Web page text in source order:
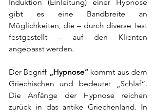
Induktion (Einleitung) einer Hypnose
gibt es eine Bandbreite an
Möglichkeiten, die – durch diverse Test
festgestellt – auf den Klienten
angepasst werden.
Der Begriff „Hypnose“ kommt aus dem
Griechischen und bedeutet „Schlaf“.
Die Anfänge der Hypnose reichen
zurück in das antike Griechenland. In